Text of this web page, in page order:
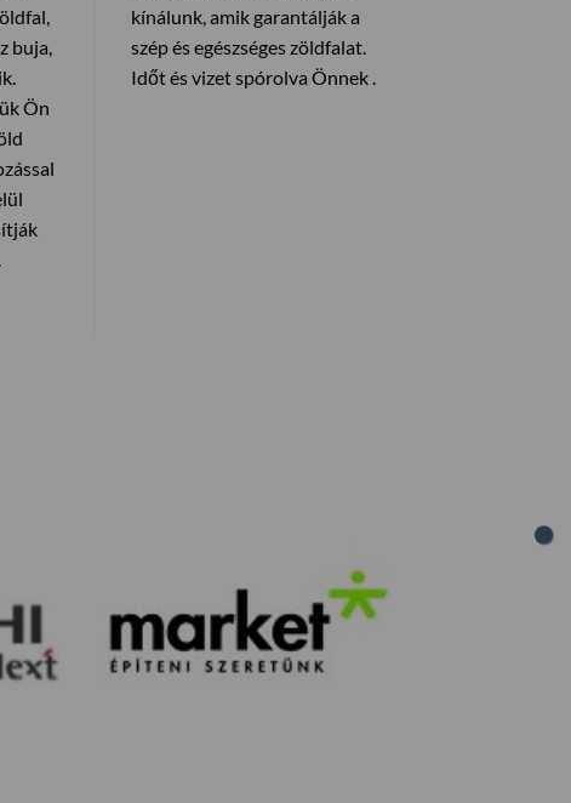
buja,
Ön
kínálunk, amik garantálják a
szép és egészséges zöldfalat.
Időt és vizet spórolva Önnek .